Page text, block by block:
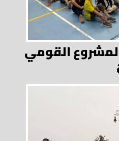
القومي